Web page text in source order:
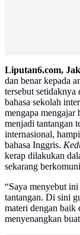
Liputan6.com,
dan benar kepada
tersebut
bahasa sekolah
mengapa mengajar
menjadi tantangan
internasional,
bahasa Inggris.
kerap dilakukan
sekarang
“Saya menyebut
tantangan. Di sini
materi dengan baik
menyenangkan